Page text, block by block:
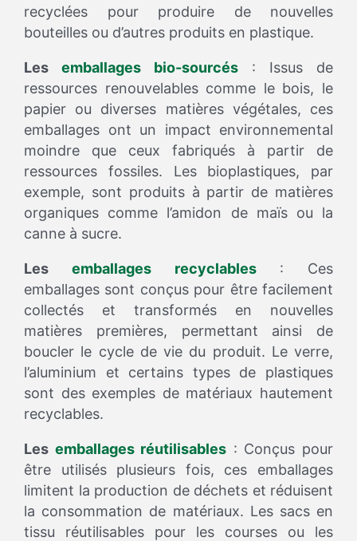
recyclées pour produire de nouvelles
bouteilles ou d’autres produits en plastique.
Les emballages bio-sourcés : Issus de
ressources renouvelables comme le bois, le
papier ou diverses matières végétales, ces
emballages ont un impact environnemental
moindre que ceux fabriqués à partir de
ressources fossiles. Les bioplastiques, par
exemple, sont produits à partir de matières
organiques comme l’amidon de maïs ou la
canne à sucre.
Les emballages recyclables: Ces
emballages sont conçus pour être facilement
collectés et transformés en nouvelles
matières premières, permettant ainsi de
boucler le cycle de vie du produit. Le verre,
l’aluminium et certains types de plastiques
sont des exemples de matériaux hautement
recyclables.
Les emballages réutilisables : Conçus pour
être utilisés plusieurs fois, ces emballages
limitent la production de déchets et réduisent
la consommation de matériaux. Les sacs en
tissu réutilisables pour les courses ou les